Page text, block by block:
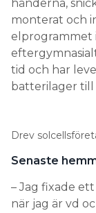
händerna,
monterat och
elprogrammet
tid och har
batterilager
Drev
Senaste
– Jag fixade
när jag är vd